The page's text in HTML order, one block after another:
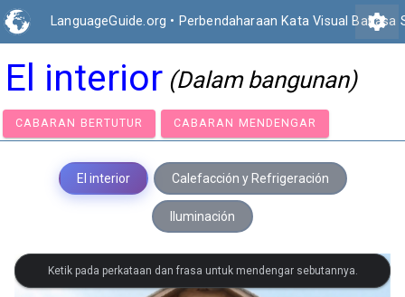
LanguageGuide.org • Perbendaharaan Kata Visual Bahasa
settings
El interior (Dalam bangunan)
CABARAN BERTUTUR CABARAN MENDENGAR
El interior Calefacción y Refrigeración
Iluminación
Ketik pada perkataan dan frasa untuk mendengar sebutannya.